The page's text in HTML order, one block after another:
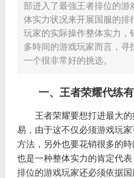
部进入了最強王者排位的游
体实力状况来开展国服的排
玩家的实际操作整体实力，
多時间的游戏玩家而言，寻
一个很非常好的挑选。
一、王者荣耀代练有
王者荣耀要想打进最大的
易，由于这不仅必须游戏玩
方法，另外也要花销很多的
也是一种整体实力的肯定代
排位的游戏玩家还必须依据